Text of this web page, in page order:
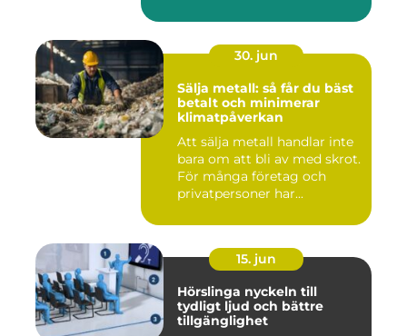
30. jun
Sälja metall: så får du bäst
betalt och minimerar
klimatpåverkan
Att sälja metall handlar inte
bara om att bli av med skrot.
För många företag och
privatpersoner har...
15. jun
Hörslinga nyckeln till
tydligt ljud och bättre
tillgänglighet